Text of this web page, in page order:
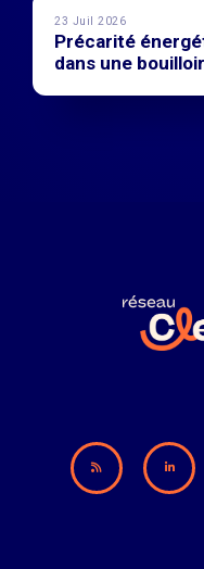
23 Juil 2026
Précarité
dans une